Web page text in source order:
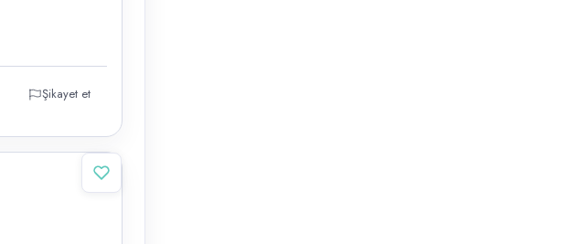
Şikayet et